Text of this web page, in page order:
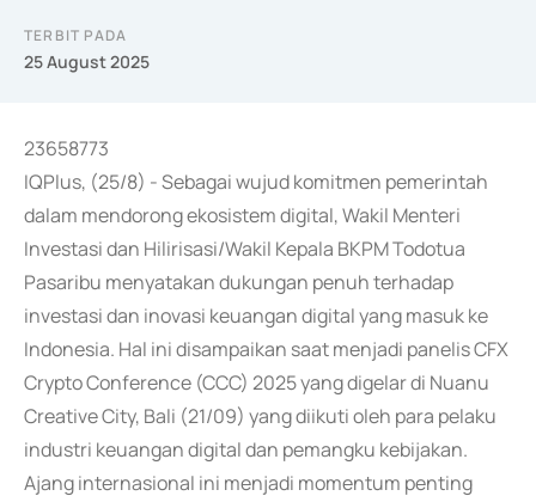
TERBIT PADA
25 August 2025
23658773
IQPlus, (25/8) - Sebagai wujud komitmen pemerintah
dalam mendorong ekosistem digital, Wakil Menteri
Investasi dan Hilirisasi/Wakil Kepala BKPM Todotua
Pasaribu menyatakan dukungan penuh terhadap
investasi dan inovasi keuangan digital yang masuk ke
Indonesia. Hal ini disampaikan saat menjadi panelis CFX
Crypto Conference (CCC) 2025 yang digelar di Nuanu
Creative City, Bali (21/09) yang diikuti oleh para pelaku
industri keuangan digital dan pemangku kebijakan.
Ajang internasional ini menjadi momentum penting